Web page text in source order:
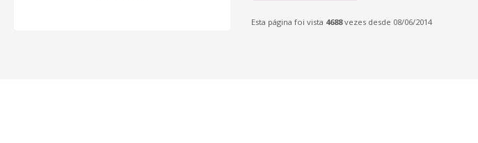
Esta página foi vista 4688vezes desde 08/06/2014